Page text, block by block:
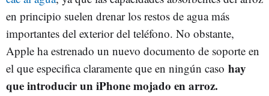
en principio suelen drenar los restos de agua más
importantes del exterior del teléfono. No obstante,
Apple ha estrenado un nuevo documento de soporte en
el que especifica claramente que en ningún caso hay
que introducir un iPhone mojado en arroz.